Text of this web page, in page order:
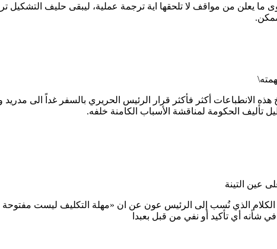
يعلن من مواقف لا تلحقها اية ترجمة عملية، ليبقى حليف التشكيل
الانطباعات أكثر فأكثر قرار الرئيس الحريري بالسفر غداً الى
الحكومة لمناقشة الأسباب الكامنة خلفه.
عين التينة
الذي نُسب إلى الرئيس عون عن ان «مهلة التكليف ليست مفتوحة
شأنه أي تأكيد أو نفي من قبل بعبدا